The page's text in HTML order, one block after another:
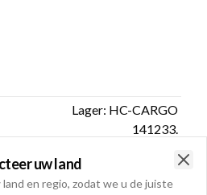
Lager: HC-CARGO
141233.
uw land
en regio, zodat we u de juiste